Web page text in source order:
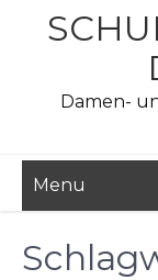
Damen-
Menu